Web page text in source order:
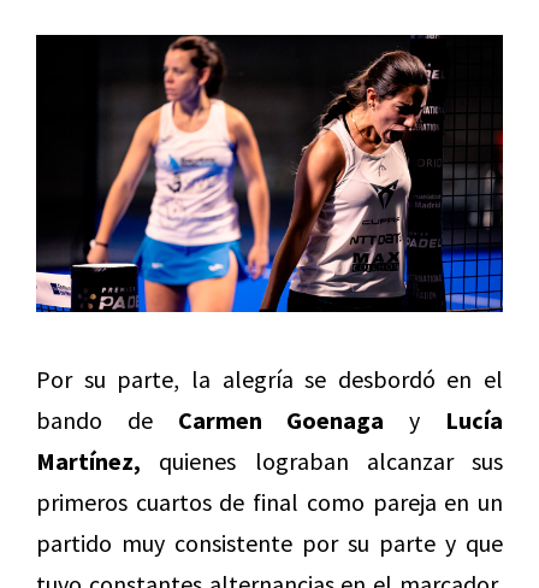
Por su parte, la alegría se desbordó en el
bando de Carmen Goenaga y Lucía
Martínez, quienes lograban alcanzar sus
primeros cuartos de final como pareja en un
partido muy consistente por su parte y que